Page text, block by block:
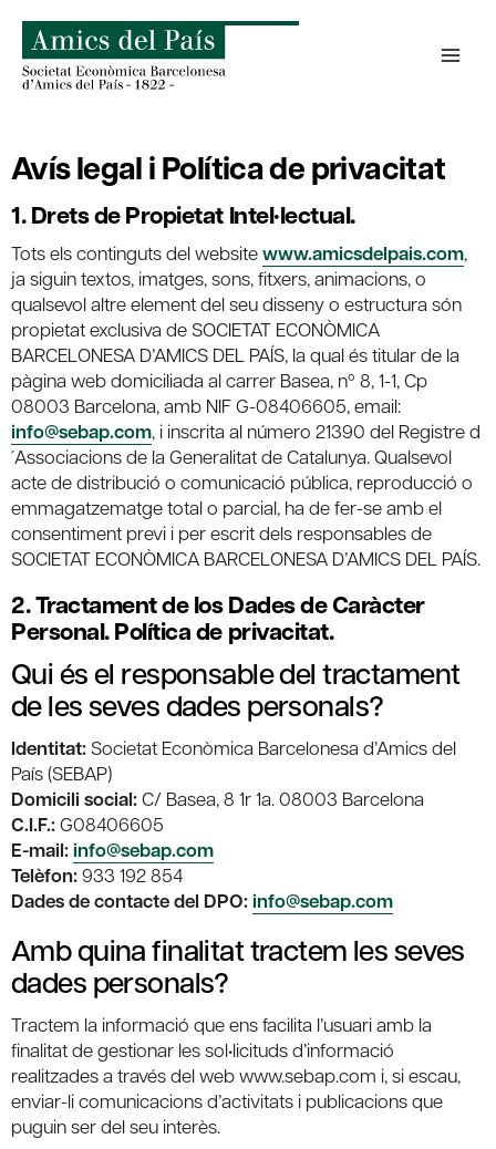
content
Avís legal i Política de privacitat
1. Drets de Propietat Intel·lectual.
Tots els continguts del websitewww.amicsdelpais.com,
ja siguin textos, imatges, sons, fitxers, animacions, o
qualsevol altre element del seu disseny o estructura són
propietat exclusiva de SOCIETAT ECONÒMICA
BARCELONESA D’AMICS DEL PAÍS, la qual és titular de la
pàgina web domiciliada al carrer Basea, nº 8, 1-1, Cp
08003 Barcelona, amb NIF G-08406605, email:
info@sebap.com, i inscrita al número 21390 del Registre d
´Associacions de la Generalitat de Catalunya. Qualsevol
acte de distribució o comunicació pública, reproducció o
emmagatzematge total o parcial, ha de fer-se amb el
consentiment previ i per escrit dels responsables de
SOCIETAT ECONÒMICA BARCELONESA D’AMICS DEL PAÍS.
2. Tractament de los Dades de Caràcter
Personal. Política de privacitat.
Qui és el responsable del tractament
de les seves dades personals?
Identitat:Societat Econòmica Barcelonesa d’Amics del
País (SEBAP)
Domicili social:C/ Basea, 8 1r 1a. 08003 Barcelona
C.I.F.:G08406605
E-mail:info@sebap.com
Telèfon:933 192 854
Dades de contacte del DPO:info@sebap.com
Amb quina finalitat tractem les seves
dades personals?
Tractem la informació que ens facilita l’usuari amb la
finalitat de gestionar les sol•licituds d’informació
realitzades a través del web www.sebap.com i, si escau,
enviar-li comunicacions d’activitats i publicacions que
puguin ser del seu interès.